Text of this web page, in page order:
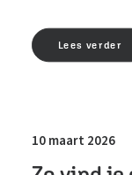
Lees verder
10 maart 2026